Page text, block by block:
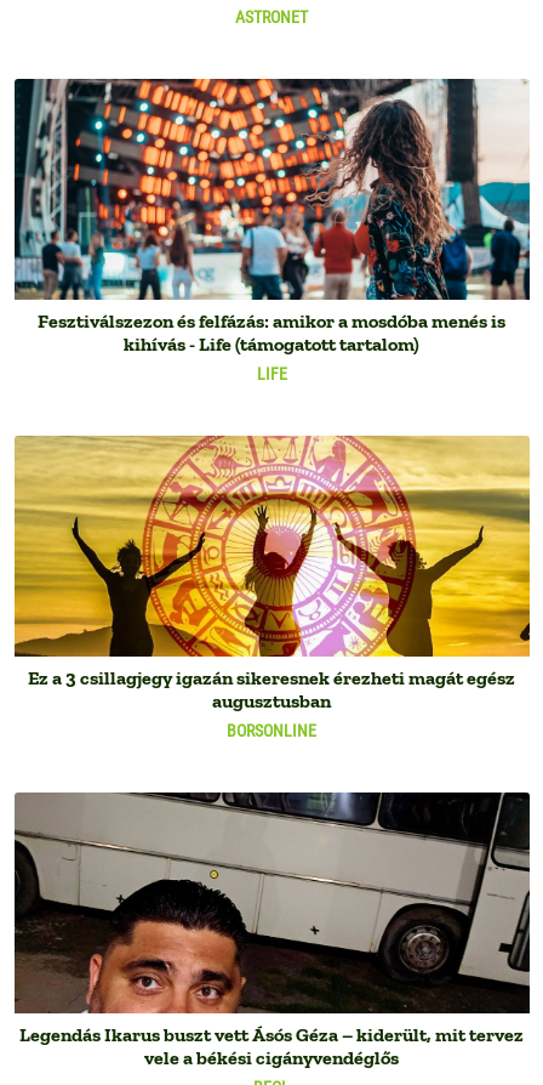
ASTRONET
LIFE
Fesztiválszezon és felfázás: amikor a mosdóba menés is
kihívás - Life (támogatott tartalom)
BORSONLINE
Ez a 3 csillagjegy igazán sikeresnek érezheti magát egész
augusztusban
Legendás Ikarus buszt vett Ásós Géza – kiderült, mit tervez
vele a békési cigányvendéglős